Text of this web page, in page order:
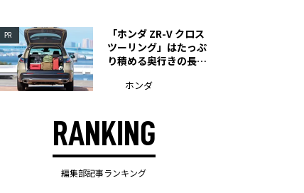
PR
「ホンダ ZR-V クロス
ツーリング」はたっぷ
り積める奥行きの長い
ホンダ
RANKING
編集部記事ランキング